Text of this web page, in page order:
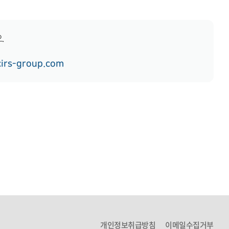
group.com
개인정보취급방침 이메일수집거부